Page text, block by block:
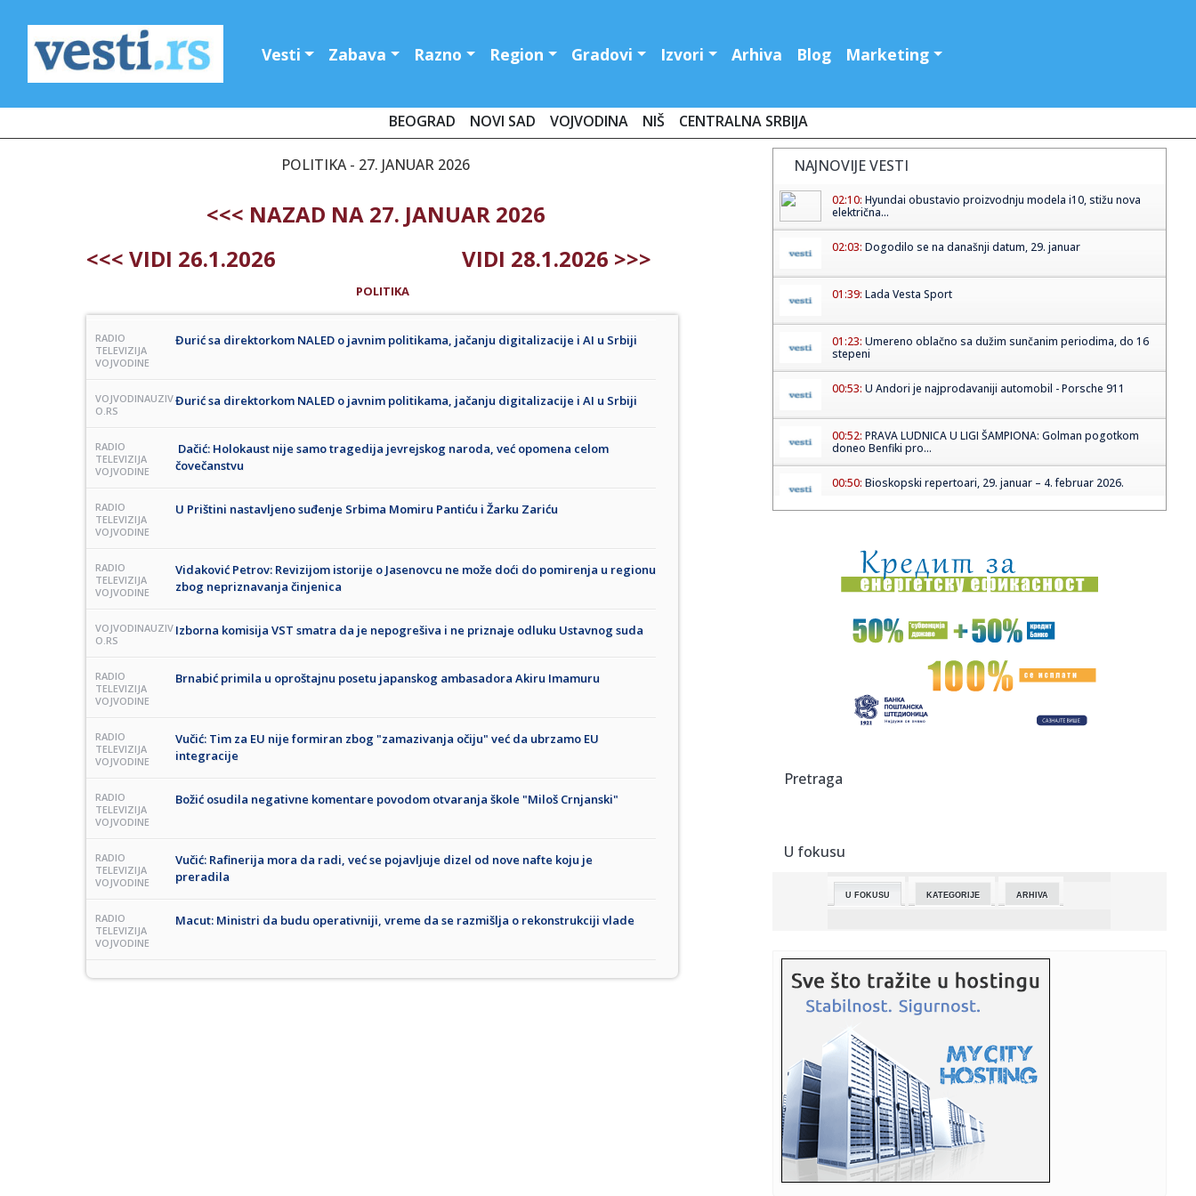
Vesti Zabava Razno Region Gradovi Izvori Arhiva Blog Marketing
BEOGRAD NOVI SAD VOJVODINA NIŠ CENTRALNA SRBIJA
POLITIKA - 27. JANUAR 2026
<<< NAZAD NA 27. JANUAR 2026
<<< VIDI 26.1.2026
VIDI 28.1.2026 >>>
POLITIKA
RADIO
TELEVIZIJA
VOJVODINE
Đurić sa direktorkom NALED o javnim politikama, jačanju digitalizacije i AI u Srbiji
VOJVODINAUZIV
O.RS
Đurić sa direktorkom NALED o javnim politikama, jačanju digitalizacije i AI u Srbiji
RADIO
TELEVIZIJA
VOJVODINE
Dačić: Holokaust nije samo tragedija jevrejskog naroda, već opomena celom
čovečanstvu
RADIO
TELEVIZIJA
VOJVODINE
U Prištini nastavljeno suđenje Srbima Momiru Pantiću i Žarku Zariću
RADIO
TELEVIZIJA
VOJVODINE
Vidaković Petrov: Revizijom istorije o Jasenovcu ne može doći do pomirenja u regionu
zbog nepriznavanja činjenica
VOJVODINAUZIV
O.RS
Izborna komisija VST smatra da je nepogrešiva i ne priznaje odluku Ustavnog suda
RADIO
TELEVIZIJA
VOJVODINE
Brnabić primila u oproštajnu posetu japanskog ambasadora Akiru Imamuru
RADIO
TELEVIZIJA
VOJVODINE
Vučić: Tim za EU nije formiran zbog "zamazivanja očiju" već da ubrzamo EU
integracije
RADIO
TELEVIZIJA
VOJVODINE
Božić osudila negativne komentare povodom otvaranja škole "Miloš Crnjanski"
RADIO
TELEVIZIJA
VOJVODINE
Vučić: Rafinerija mora da radi, već se pojavljuje dizel od nove nafte koju je
preradila
RADIO
TELEVIZIJA
VOJVODINE
Macut: Ministri da budu operativniji, vreme da se razmišlja o rekonstrukciji vlade
NAJNOVIJE VESTI
02:10: Hyundai obustavio proizvodnju modela i10, stižu nova
električna...
02:03: Dogodilo se na današnji datum, 29. januar
01:39: Lada Vesta Sport
01:23: Umereno oblačno sa dužim sunčanim periodima, do 16
stepeni
00:53: U Andori je najprodavaniji automobil - Porsche 911
00:52: PRAVA LUDNICA U LIGI ŠAMPIONA: Golman pogotkom
doneo Benfiki pro...
00:50: Bioskopski repertoari, 29. januar – 4. februar 2026.
00:18:Mirjana Pajković otvoreno o skandalu s intimnim snimcima
(VIDEO)
00:18:Državljanin BiH uhapšen po nalogu saveznih imigracionih
vlasti
Life Science REIT prodaje se za 150 miliona funti
00:18:Performans Sanije Ameti nakon osuđujuće presude
00:18:
00:18: Udala se jedna od najljepših Srpkinja (VIDEO)
00:18:Izbjeljivač reklamiran kao “lijek za autizam”
00:18:Pronađen avion nestao u Kolumbiji, poginulo svih 15
putnika
00:05:Engleski klubovi sigurni, pobjede Bajerna, Barselone i
Intera, Be...
00:05:Bild otkrio kako je došlo do transfera Džeke: Sve je filmska
pr...
Pretraga
U fokusu
U FOKUSU KATEGORIJE ARHIVA